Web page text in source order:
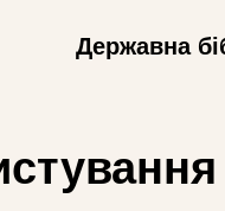
Державна